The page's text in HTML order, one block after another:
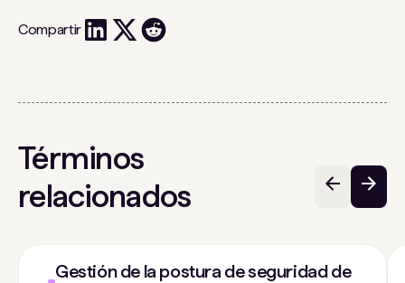
Compartir
Términos
relacionados
Gestión de la postura de seguridad de